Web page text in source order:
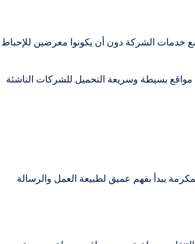
خدمات الشركة دون أن يكونوا معرضين للإحباط
من نصف الزوار يغادرون المواقع التي تستغرق أكثر من 3 ثوانٍ للتحميل. لذلك، تصميم مواقع بسيطة وسريعة التحميل للشركات الناشئة
يبدأ بفهم عميق لطبيعة العمل والرسالة